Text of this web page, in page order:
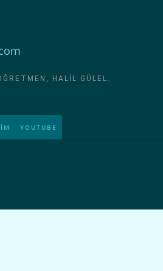
HALIL GÜLEL.
YOUTUBE